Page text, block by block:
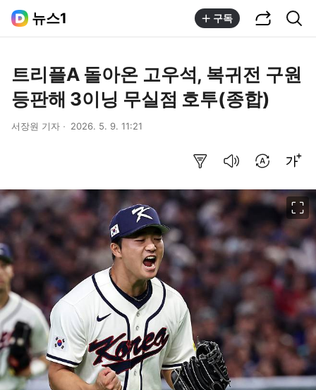
뉴스1 구독
트리플A 돌아온 고우석, 복귀전 구원
등판해 3이닝 무실점 호투(종합)
서장원 기자 2026. 5. 9. 11:21